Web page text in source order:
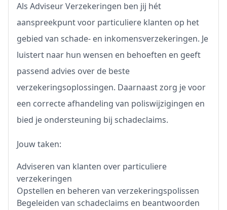
Als Adviseur Verzekeringen ben jij hét
aanspreekpunt voor particuliere klanten op het
gebied van schade- en inkomensverzekeringen. Je
luistert naar hun wensen en behoeften en geeft
passend advies over de beste
verzekeringsoplossingen. Daarnaast zorg je voor
een correcte afhandeling van poliswijzigingen en
bied je ondersteuning bij schadeclaims.
Jouw taken:
Adviseren van klanten over particuliere
verzekeringen
Opstellen en beheren van verzekeringspolissen
Begeleiden van schadeclaims en beantwoorden